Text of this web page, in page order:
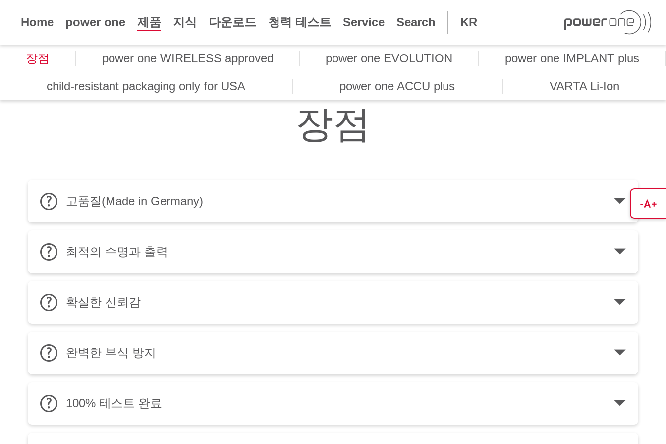
Home power one 제품 지식 다운로드 청력 테스트 Service Search KR
장점 power one WIRELESS approved power one EVOLUTION power one IMPLANT plus
child-resistant packaging only for USA power one ACCU plus VARTA Li-Ion
장점
고품질(Made in Germany)
최적의 수명과 출력
확실한 신뢰감
완벽한 부식 방지
100% 테스트 완료